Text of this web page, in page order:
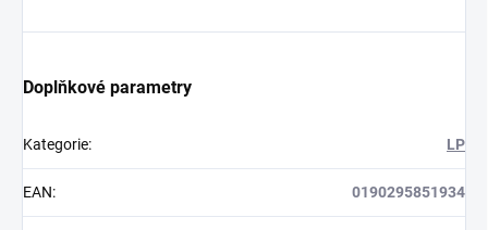
Doplňkové parametry
Kategorie: LP
EAN: 0190295851934